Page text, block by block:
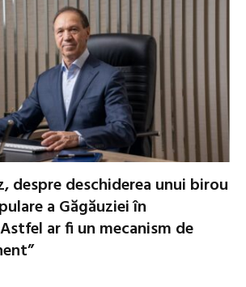
despre deschiderea unui birou
a Găgăuziei în
ar fi un mecanism de